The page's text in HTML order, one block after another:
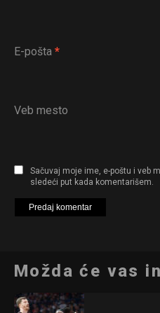
E-pošta *
Veb mesto
Sačuvaj moje ime, e-poštu i veb
sledeći put kada komentarišem.
Možda će vas